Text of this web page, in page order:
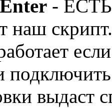
Enter -
наш скрипт.
выдаст